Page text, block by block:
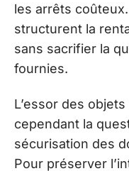
les arrêts
structurent la
sans sacrifier la
fournies.
L’essor des
cependant la
sécurisation des
Pour préserver